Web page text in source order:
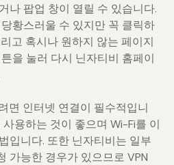
나 팝업 창이 열릴 수 있습니다.
황스러울 수 있지만 꼭 클릭하
고 혹시나 원하지 않는 페이지
을 눌러 다시 닌자티비 홈페이
면 인터넷 연결이 필수적입니
용하는 것이 좋으며 Wi-Fi를 이
입니다. 또한 닌자티비는 일부
가능한 경우가 있으므로 VPN